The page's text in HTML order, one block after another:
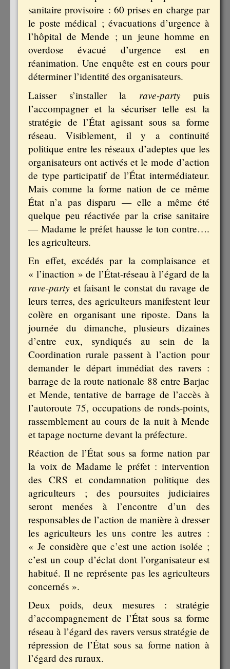
sanitaire provisoire : 60 prises en charge par
le poste médical ; évacuations d’urgence à
l’hôpital de Mende ; un jeune homme en
overdose évacué d’urgence est en
réanimation. Une enquête est en cours pour
déterminer l’identité des organisateurs.
Laisser s’installer la rave-partypuis
l’accompagner et la sécuriser telle est la
stratégie de l’État agissant sous sa forme
réseau. Visiblement, il y a continuité
politique entre les réseaux d’adeptes que les
organisateurs ont activés et le mode d’action
de type participatif de l’État intermédiateur.
Mais comme la forme nation de ce même
État n’a pas disparu — elle a même été
quelque peu réactivée par la crise sanitaire
— Madame le préfet hausse le ton contre….
les agriculteurs.
En effet, excédés par la complaisance et
« l’inaction » de l’État-réseau à l’égard de la
rave-party et faisant le constat du ravage de
leurs terres, des agriculteurs manifestent leur
colère en organisant une riposte. Dans la
journée du dimanche, plusieurs dizaines
d’entre eux, syndiqués au sein de la
Coordination rurale passent à l’action pour
demander le départ immédiat des ravers :
barrage de la route nationale 88 entre Barjac
et Mende, tentative de barrage de l’accès à
l’autoroute 75, occupations de ronds-points,
rassemblement au cours de la nuit à Mende
et tapage nocturne devant la préfecture.
Réaction de l’État sous sa forme nation par
la voix de Madame le préfet : intervention
des CRS et condamnation politique des
agriculteurs ; des poursuites judiciaires
seront menées à l’encontre d’un des
responsables de l’action de manière à dresser
les agriculteurs les uns contre les autres :
« Je considère que c’est une action isolée ;
c’est un coup d’éclat dont l’organisateur est
habitué. Il ne représente pas les agriculteurs
concernés ».
Deux poids, deux mesures : stratégie
d’accompagnement de l’État sous sa forme
réseau à l’égard des ravers versus stratégie de
répression de l’État sous sa forme nation à
l’égard des ruraux.